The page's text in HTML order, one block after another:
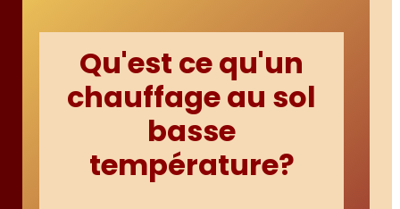
Qu'est ce qu'un
chauffage au sol
basse
température?